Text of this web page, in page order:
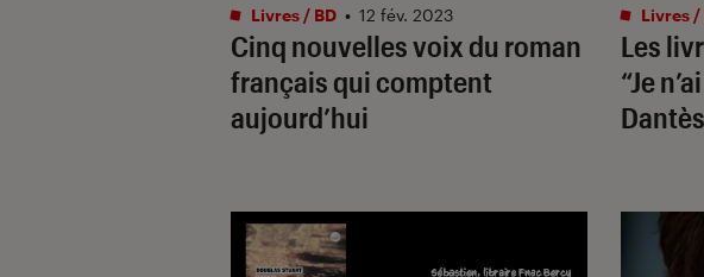
Cinq nouvelles voix du roman
français qui comptent
aujourd’hui
Livres / BD • 12 fév. 2023
Les
“Je
Livres /